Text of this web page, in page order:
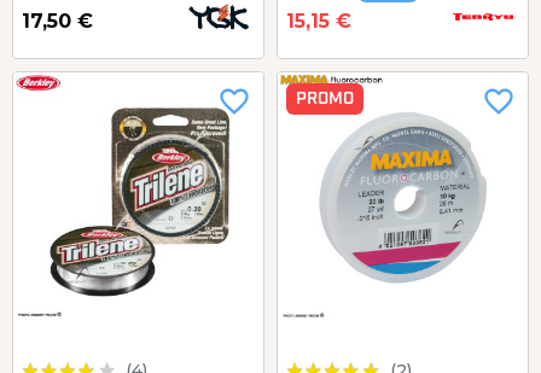
17,50 € 15,15 €
favorite_border PROMO favorite_border